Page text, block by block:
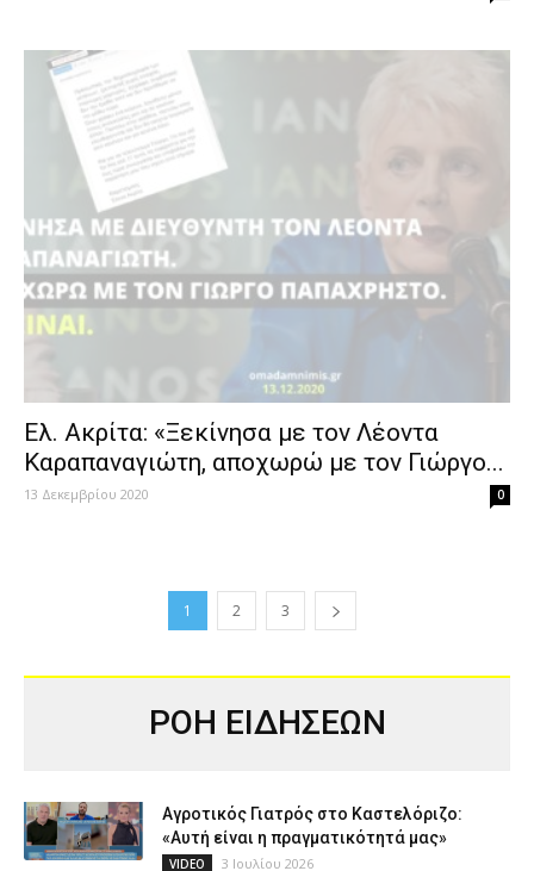
Ελ. Ακρίτα: «Ξεκίνησα με τον Λέοντα
Καραπαναγιώτη, αποχωρώ με τον Γιώργο...
13 Δεκεμβρίου 2020 0
1 2 3
ΡΟΗ ΕΙΔΗΣΕΩΝ
Αγροτικός Γιατρός στο Καστελόριζο:
«Αυτή είναι η πραγματικότητά μας»
VIDEO 3 Ιουλίου 2026